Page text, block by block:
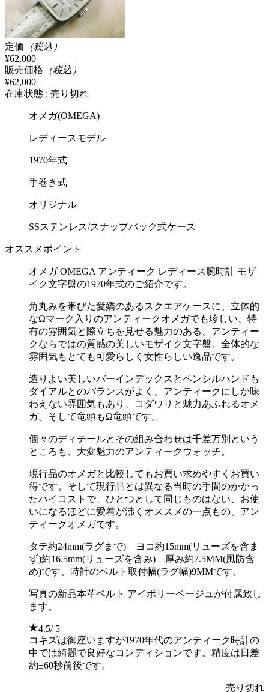
定価 （税込）
¥62,000
販売価格 （税込）
¥62,000
在庫状態 : 売り切れ
オメガ(OMEGA)
レディースモデル
1970年式
手巻き式
オリジナル
SSステンレス/スナップバック式ケース
オススメポイント
オメガ OMEGA アンティーク レディース腕時計 モザ
イク文字盤の1970年式のご紹介です。
角丸みを帯びた愛嬌のあるスクエアケースに、立体的
なΩマーク入りのアンティークオメガでも珍しい、特
有の雰囲気と際立ちを見せる魅力のある、アンティー
クならではの質感の美しいモザイク文字盤。全体的な
雰囲気もとても可愛らしく女性らしい逸品です。
造りよい美しいバーインデックスとペンシルハンドも
ダイアルとのバランスがよく、アンティークにしか味
わえない雰囲気もあり、コダワリと魅力あふれるオメ
ガ。そして竜頭もΩ竜頭です。
個々のディテールとその組み合わせは千差万別という
ところも、大変魅力のアンティークウォッチ。
現行品のオメガと比較してもお買い求めやすくお買い
得です。そして現行品とは異なる当時の手間のかかっ
たハイコストで、ひとつとして同じものはない、お使
いになるほどに愛着が沸くオススメの一点もの、アン
ティークオメガです。
タテ約24mm(ラグまで) ヨコ約15mm(リューズを含ま
ず)約16.5mm(リューズを含み) 厚み約7.5MM(風防含
め)です。時計のベルト取付幅(ラグ幅)9MMです。
写真の新品本革ベルト アイボリーベージュが付属致し
ます。
4.5/ 5
コキズは御座いますが1970年代のアンティーク時計の
中では綺麗で良好なコンディションです。精度は日差
約±60秒前後です。
売り切れ